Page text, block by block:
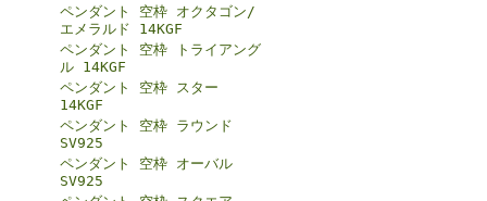
ペンダント 空枠 オクタゴン/
エメラルド 14KGF
ペンダント 空枠 トライアング
ル 14KGF
ペンダント 空枠 スター
14KGF
ペンダント 空枠 ラウンド
SV925
ペンダント 空枠 オーバル
SV925